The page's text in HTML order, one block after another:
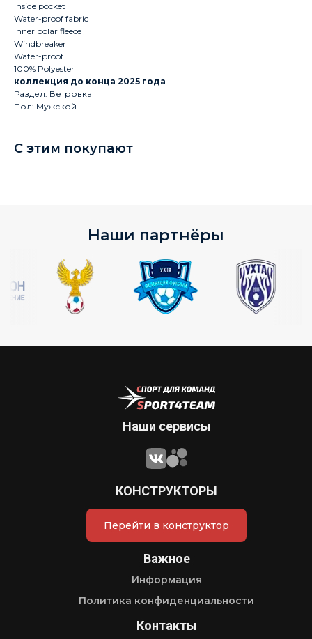
Inside pocket
Water-proof fabric
Inner polar fleece
Windbreaker
Water-proof
100% Polyester
коллекция до конца 2025 года
Раздел: Ветровка
Пол: Мужской
С этим покупают
Наши партнёры
Наши сервисы
КОНСТРУКТОРЫ
Перейти в конструктор
Важное
Информация
Политика конфиденциальности
Контакты